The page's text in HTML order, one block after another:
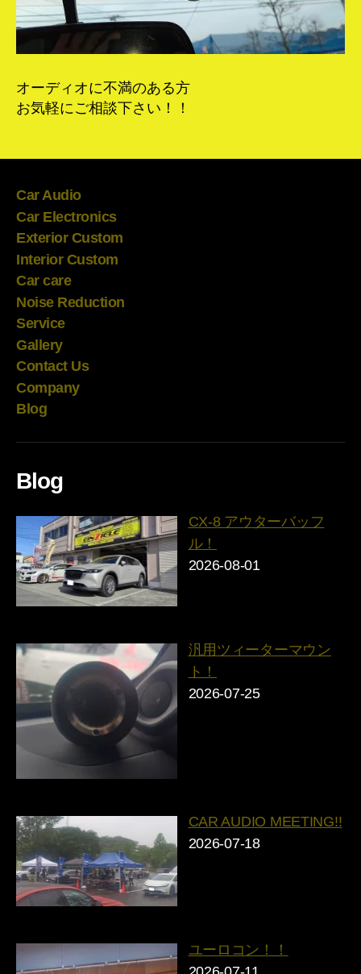
オーディオに不満のある方
お気軽にご相談下さい！！
Car Audio
Car Electronics
Exterior Custom
Interior Custom
Car care
Noise Reduction
Service
Gallery
Contact Us
Company
Blog
Blog
CX-8 アウターバッフ
ル！
2026-08-01
汎用ツィーターマウン
ト！
2026-07-25
CAR AUDIO MEETING!!
2026-07-18
ユーロコン！！